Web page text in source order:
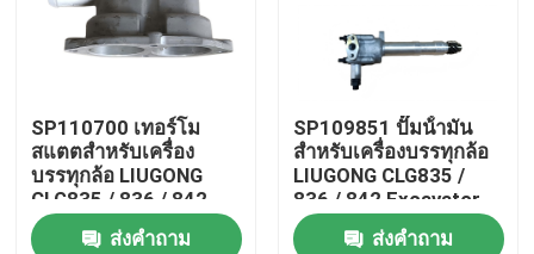
บ้าน
SP110700 เทอร์โม
สแตตสําหรับเครื่อง
บรรทุกล้อ LIUGONG
CLG835 / 836 / 842
Grader/Roadroller
CLG418 / 4180D / 612
ส่งคำถาม
SP109851 ปั๊มน้ํามัน
สําหรับเครื่องบรรทุกล้อ
LIUGONG CLG835 /
836 / 842 Excavator
CLG920C / D / 922D /
925D
ส่งคำถาม